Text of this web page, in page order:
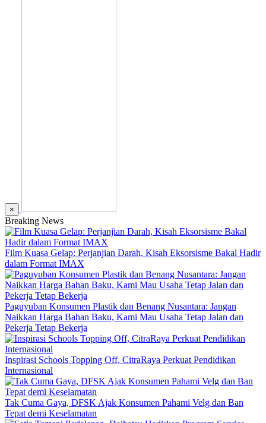
×
Breaking News
Film Kuasa Gelap: Perjanjian Darah, Kisah Eksorsisme Bakal Hadir
dalam Format IMAX
Paguyuban Konsumen Plastik dan Benang Nusantara: Jangan
Naikkan Harga Bahan Baku, Kami Mau Usaha Tetap Jalan dan
Pekerja Tetap Bekerja
Inspirasi Schools Topping Off, CitraRaya Perkuat Pendidikan
Internasional
Tak Cuma Gaya, DFSK Ajak Konsumen Pahami Velg dan Ban
Tepat demi Keselamatan